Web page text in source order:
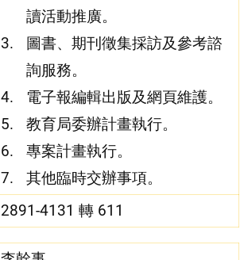
讀活動推廣。
圖書、期刊徵集採訪及參考諮
詢服務。
電子報編輯出版及網頁維護。
教育局委辦計畫執行。
專案計畫執行。
其他臨時交辦事項。
2891-4131 轉 611